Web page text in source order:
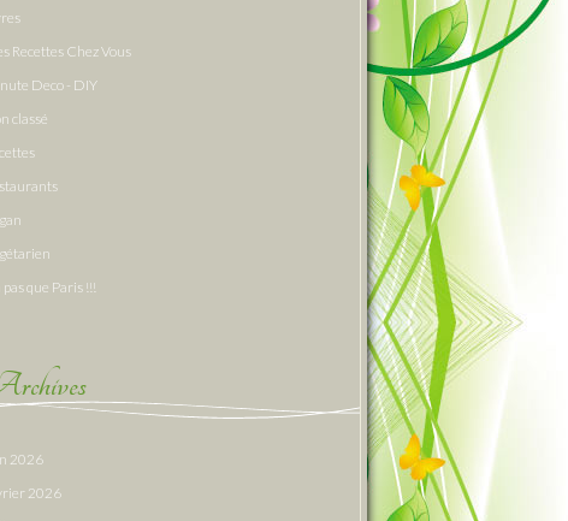
Recettes Chez Vous
Deco - DIY
classé
pas que Paris !!!
2026
2026